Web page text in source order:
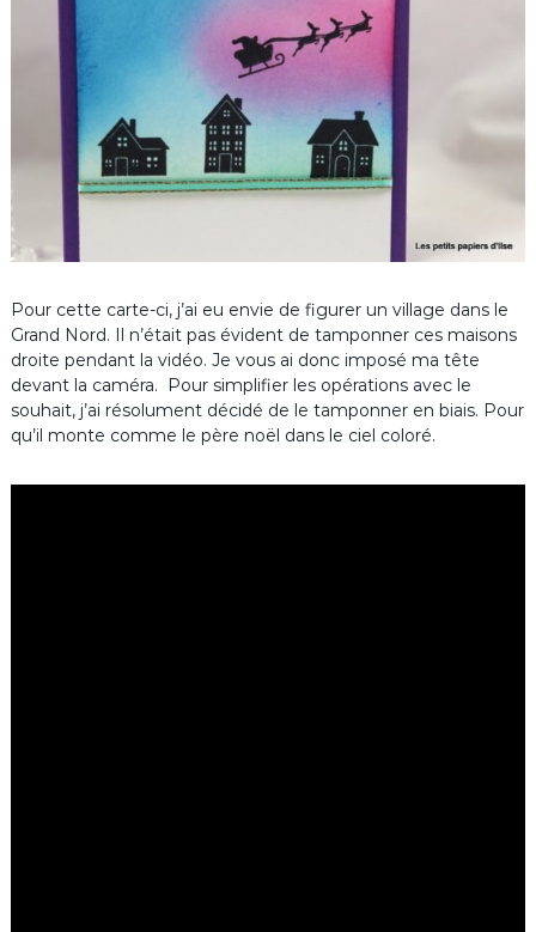
Pour cette carte-ci, j’ai eu envie de figurer un village dans le
Grand Nord. Il n’était pas évident de tamponner ces maisons
droite pendant la vidéo. Je vous ai donc imposé ma tête
devant la caméra. Pour simplifier les opérations avec le
souhait, j’ai résolument décidé de le tamponner en biais. Pour
qu’il monte comme le père noël dans le ciel coloré.